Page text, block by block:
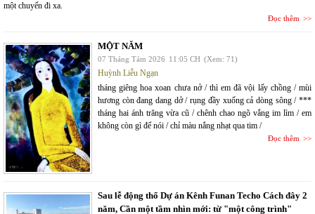
một chuyến đi xa.
Đọc thêm
MỘT NĂM
07 Tháng Tám 2026 11:05 CH (Xem: 71)
Huỳnh Liễu Ngạn
tháng giêng hoa xoan chưa nở / thì em đã vội lấy chồng / mùi
hương còn đang dang dở / rụng đầy xuống cả dòng sông / ***
tháng hai ánh trăng vừa cũ / chênh chao ngõ vắng im lìm / em
không còn gì để nói / chỉ màu nắng nhạt qua tim /
Đọc thêm
Sau lễ động thổ Dự án Kênh Funan Techo Cách đây 2
năm, Cần một tầm nhìn mới: từ "một công trình"